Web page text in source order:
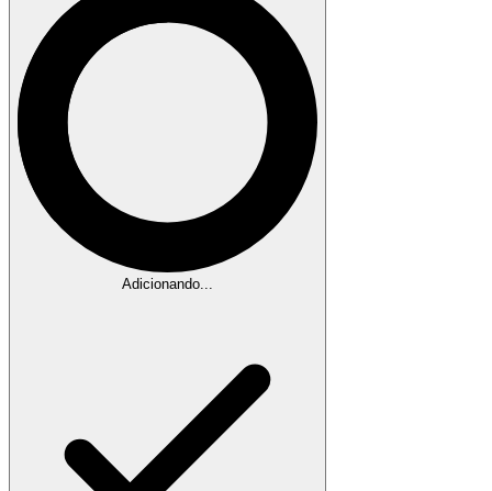
Adicionando...